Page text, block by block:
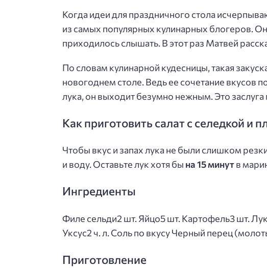
Когда идеи для праздничного стола
из самых популярных кулинарных блогеров.
приходилось слышать. В этот раз Матвей
По словам кулинарной кудесницы, такая
новогоднем столе. Ведь ее сочетание вкусов
лука, он выходит безумно нежным. Это
Как приготовить салат с селедкой и
Чтобы вкус и запах лука не были слишком
и воду. Оставьте лук хотя бы на 15 минутв
Ингредиенты
Филе сельди2 шт. Яйцо5 шт. Картофель3 шт.
Уксус2 ч. л. Соль по вкусу Черный перец
Приготовление